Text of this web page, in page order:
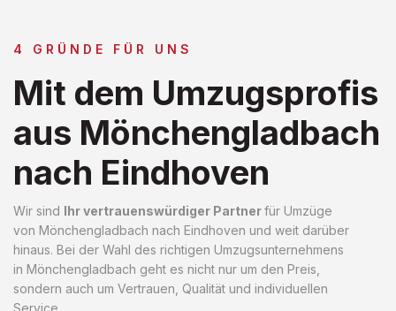
4 GRÜNDE FÜR UNS
Mit dem Umzugsprofis
aus Mönchengladbach
nach Eindhoven
Wir sind Ihr vertrauenswürdiger Partnerfür Umzüge
von Mönchengladbach nach Eindhoven und weit darüber
hinaus. Bei der Wahl des richtigen Umzugsunternehmens
in Mönchengladbach geht es nicht nur um den Preis,
sondern auch um Vertrauen, Qualität und individuellen
Service.